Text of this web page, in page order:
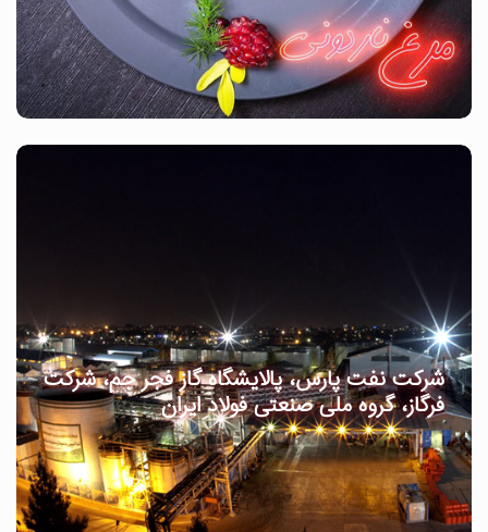
شرکت نفت پارس، پالایشگاه گاز فجر جم، شرکت
فرگاز، گروه ملی صنعتی فولاد ایران